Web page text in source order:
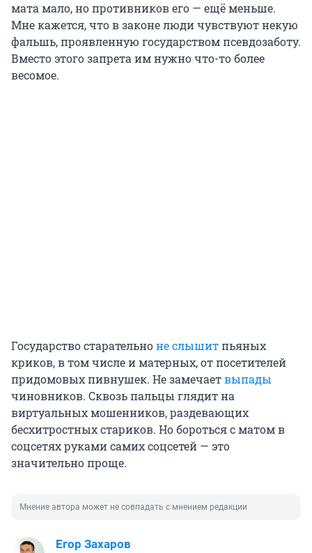
мата мало, но противников его — ещё меньше.
Мне кажется, что в законе люди чувствуют некую
фальшь, проявленную государством псевдозаботу.
Вместо этого запрета им нужно что-то более
весомое.
Государство старательноне слышитпьяных
криков, в том числе и матерных, от посетителей
придомовых пивнушек. Не замечаетвыпады
чиновников. Сквозь пальцы глядит на
виртуальных мошенников, раздевающих
бесхитростных стариков. Но бороться с матом в
соцсетях руками самих соцсетей — это
значительно проще.
Мнение автора может не совпадать с мнением редакции
Егор Захаров